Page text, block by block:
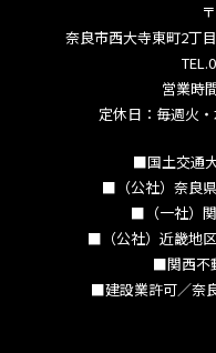
奈良市西大寺東町2丁
営業時
定休日：毎週火・
■国土交通
■（公社）奈良
■（一社）
■（公社）近畿地区
■関西不
■建設業許可／奈